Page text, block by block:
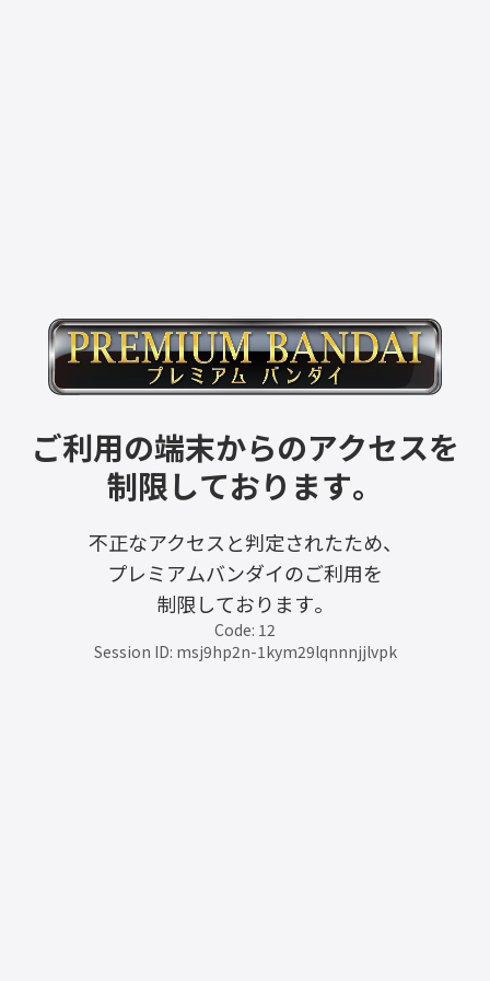
ご利用の端末からのアクセスを
制限しております。
不正なアクセスと判定されたため、
プレミアムバンダイのご利用を
制限しております。
Code: 12
Session ID: msj9hp2n-1kym29lqnnnjjlvpk